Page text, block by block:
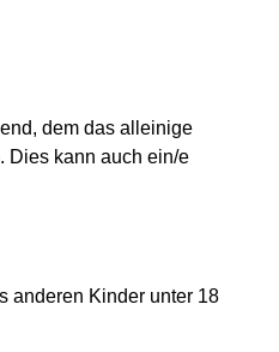
dem das alleinige
Dies kann auch ein/e
anderen Kinder unter 18